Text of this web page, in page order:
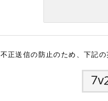
不正送信の防止のため、下記